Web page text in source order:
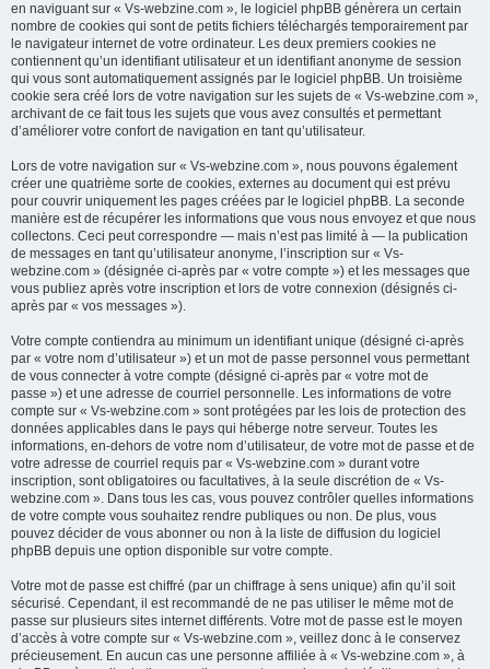
en naviguant sur « Vs-webzine.com », le logiciel phpBB génèrera un certain
nombre de cookies qui sont de petits fichiers téléchargés temporairement par
le navigateur internet de votre ordinateur. Les deux premiers cookies ne
contiennent qu’un identifiant utilisateur et un identifiant anonyme de session
qui vous sont automatiquement assignés par le logiciel phpBB. Un troisième
cookie sera créé lors de votre navigation sur les sujets de « Vs-webzine.com »,
archivant de ce fait tous les sujets que vous avez consultés et permettant
d’améliorer votre confort de navigation en tant qu’utilisateur.
Lors de votre navigation sur « Vs-webzine.com », nous pouvons également
créer une quatrième sorte de cookies, externes au document qui est prévu
pour couvrir uniquement les pages créées par le logiciel phpBB. La seconde
manière est de récupérer les informations que vous nous envoyez et que nous
collectons. Ceci peut correspondre — mais n’est pas limité à — la publication
de messages en tant qu’utilisateur anonyme, l’inscription sur « Vs-
webzine.com » (désignée ci-après par « votre compte ») et les messages que
vous publiez après votre inscription et lors de votre connexion (désignés ci-
après par « vos messages »).
Votre compte contiendra au minimum un identifiant unique (désigné ci-après
par « votre nom d’utilisateur ») et un mot de passe personnel vous permettant
de vous connecter à votre compte (désigné ci-après par « votre mot de
passe ») et une adresse de courriel personnelle. Les informations de votre
compte sur « Vs-webzine.com » sont protégées par les lois de protection des
données applicables dans le pays qui héberge notre serveur. Toutes les
informations, en-dehors de votre nom d’utilisateur, de votre mot de passe et de
votre adresse de courriel requis par « Vs-webzine.com » durant votre
inscription, sont obligatoires ou facultatives, à la seule discrétion de « Vs-
webzine.com ». Dans tous les cas, vous pouvez contrôler quelles informations
de votre compte vous souhaitez rendre publiques ou non. De plus, vous
pouvez décider de vous abonner ou non à la liste de diffusion du logiciel
phpBB depuis une option disponible sur votre compte.
Votre mot de passe est chiffré (par un chiffrage à sens unique) afin qu’il soit
sécurisé. Cependant, il est recommandé de ne pas utiliser le même mot de
passe sur plusieurs sites internet différents. Votre mot de passe est le moyen
d’accès à votre compte sur « Vs-webzine.com », veillez donc à le conservez
précieusement. En aucun cas une personne affiliée à « Vs-webzine.com », à